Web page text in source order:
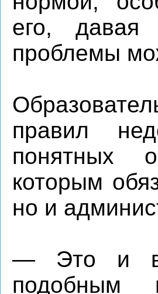
его, давая
проблемы
правил
понятных
которым
но и
— Это и
подобным